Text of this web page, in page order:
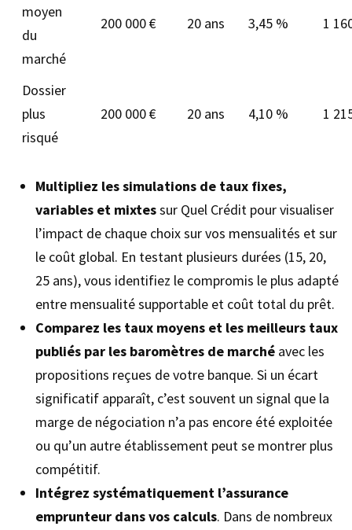
moyen
du
marché
200 000 € 20 ans 3,45 % 1
Dossier
plus
risqué
200 000 € 20 ans 4,10 % 1
Multipliez les simulations de taux fixes,
variables et mixtessur Quel Crédit pour visualiser
l’impact de chaque choix sur vos mensualités et sur
le coût global. En testant plusieurs durées (15, 20,
25 ans), vous identifiez le compromis le plus adapté
entre mensualité supportable et coût total du prêt.
Comparez les taux moyens et les meilleurs taux
publiés par les baromètres de marchéavec les
propositions reçues de votre banque. Si un écart
significatif apparaît, c’est souvent un signal que la
marge de négociation n’a pas encore été exploitée
ou qu’un autre établissement peut se montrer plus
compétitif.
Intégrez systématiquement l’assurance
emprunteur dans vos calculs. Dans de nombreux